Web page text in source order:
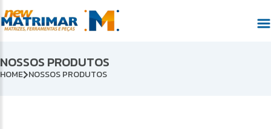
NOSSOS PRODUTOS
HOME NOSSOS PRODUTOS